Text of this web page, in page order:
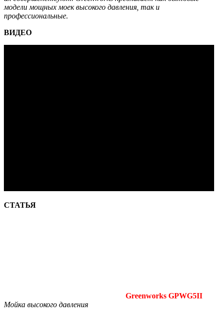
модели мощных моек высокого давления, так и
профессиональные.
ВИДЕО
СТАТЬЯ
Greenworks GPWG5II
Мойка высокого давления